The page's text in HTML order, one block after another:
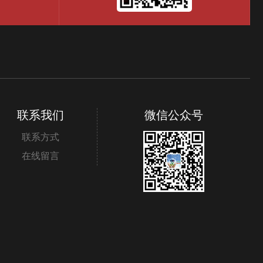
联系我们
联系方式
在线留言
微信公众号